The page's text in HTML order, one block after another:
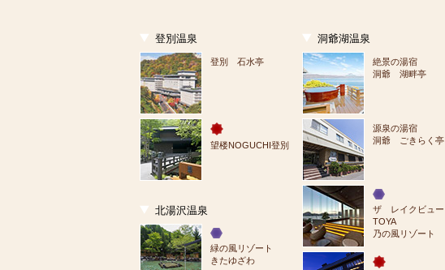
登別温泉
登別 石水亭
望楼NOGUCHI登別
北湯沢温泉
緑の風リゾート
きたゆざわ
洞爺湖温泉
絶景の湯宿
洞爺 湖畔亭
源泉の湯宿
洞爺 ごきらく亭
ザ　レイクビュー
TOYA
乃の風リゾート